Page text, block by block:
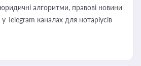
алгоритми, правові новини
каналах для нотаріусів